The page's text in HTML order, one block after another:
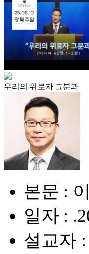
우리의 위로자 그분과
본문 :
일자 :
설교자